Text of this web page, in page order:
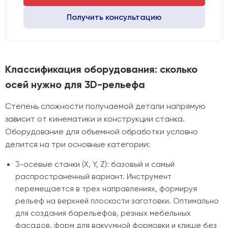
Получить консультацию
Классификация оборудования: сколько
осей нужно для 3D-рельефа
Степень сложности получаемой детали напрямую
зависит от кинематики и конструкции станка.
Оборудование для объемной обработки условно
делится на три основные категории:
3-осевые станки (X, Y, Z): базовый и самый
распространенный вариант. Инструмент
перемещается в трех направлениях, формируя
рельеф на верхней плоскости заготовки. Оптимально
для создания барельефов, резных мебельных
фасадов, форм для вакуумной формовки и клише без